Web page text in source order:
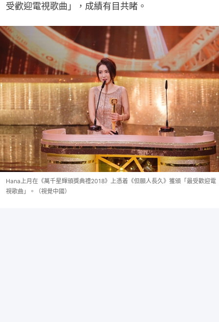
受歡迎電視歌曲」，成績有目共睹。
Hana上月在《萬千星輝頒獎典禮2018》上憑着《但願人長久》獲頒「最受歡迎電
視歌曲」。（視覺中國）